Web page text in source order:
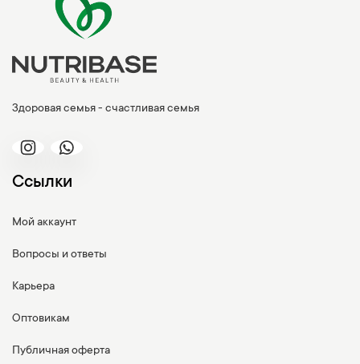
Здоровая семья - счастливая семья
Ссылки
Мой аккаунт
Вопросы и ответы
Карьера
Оптовикам
Публичная оферта